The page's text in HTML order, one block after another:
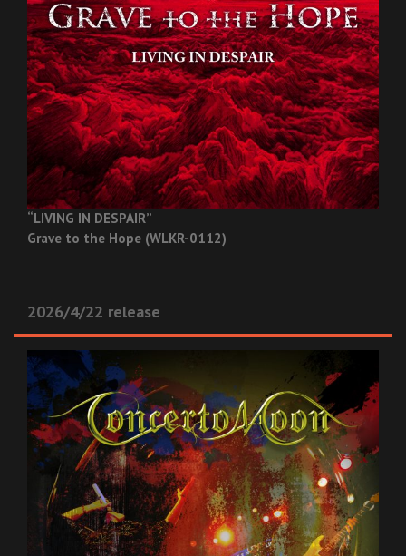
“LIVING IN DESPAIR”
Grave to the Hope (WLKR-0112)
2026/4/22 release